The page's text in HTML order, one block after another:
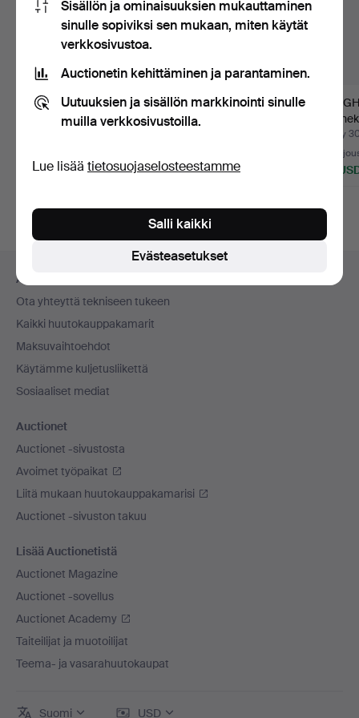
JUNGHANS.
Rannekello, kvartsi
70 USD
Samling Pilot Watch
Collection, Edition At…
124 USD
Myyty
21
177
Alatunnistenavigaatio
Apua ja yhteystiedot
Ota yhteyttä tekniseen tukeen
Kaikki huutokauppakamarit
Maksuvaihtoehdot
Käytämme kuljetusliikettä
Sosiaaliset mediat
Auctionet
Auctionet -sivustosta
Avoimet työpaikat
Liitä mukaan huutokauppakamarisi
Auctionet -sivuston takuu
Lisää Auctionetistä
Auctionet Magazine
Auctionet -sovellus
Auctionet Academy
Taiteilijat ja muotoilijat
Teema- ja vasarahuutokaupat
Suomi USD
Sisällön ja ominaisuuksien mukauttaminen
sinulle sopiviksi sen mukaan, miten käytät
verkkosivustoa.
Auctionetin kehittäminen ja parantaminen.
Uutuuksien ja sisällön markkinointi sinulle
muilla verkkosivustoilla.
Lue lisää tietosuojaselosteestamme
Evästeasetukset
Salli kaikki